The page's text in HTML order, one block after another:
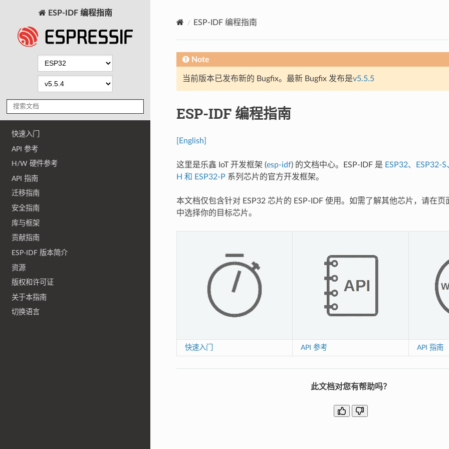
ESP-IDF 编程指南
快速入门
API 参考
H/W 硬件参考
API 指南
迁移指南
安全指南
库与框架
贡献指南
ESP-IDF 版本简介
资源
版权和许可证
关于本指南
切换语言
ESP-IDF 编程指南
Note
当前版本已发布新的 Bugfix。最新 Bugfix 发布是v5.5.5
ESP-IDF 编程指南
[English]
这里是乐鑫 IoT 开发框架 (esp-idf) 的文档中心。ESP-IDF 是 ESP32、ESP32-
H 和 ESP32-P 系列芯片的官方开发框架。
本文档仅包含针对 ESP32 芯片的 ESP-IDF 使用。如需了解其他芯片，请在
中选择你的目标芯片。
快速入门 API 参考 API 指南
此文档对您有帮助吗？